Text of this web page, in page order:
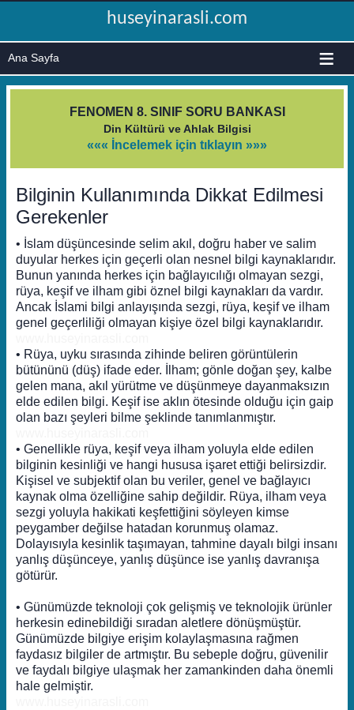
huseyinarasli.com
≡
FENOMEN 8. SINIF SORU BANKASI
Din Kültürü ve Ahlak Bilgisi
««« İncelemek için tıklayın »»»
Bilginin Kullanımında Dikkat Edilmesi
Gerekenler
• İslam düşüncesinde selim akıl, doğru haber ve salim
duyular herkes için geçerli olan nesnel bilgi kaynaklarıdır.
Bunun yanında herkes için bağlayıcılığı olmayan sezgi,
rüya, keşif ve ilham gibi öznel bilgi kaynakları da vardır.
Ancak İslami bilgi anlayışında sezgi, rüya, keşif ve ilham
genel geçerliliği olmayan kişiye özel bilgi kaynaklarıdır.
• Rüya, uyku sırasında zihinde beliren görüntülerin
bütününü (düş) ifade eder. İlham; gönle doğan şey, kalbe
gelen mana, akıl yürütme ve düşünmeye dayanmaksızın
elde edilen bilgi. Keşif ise aklın ötesinde olduğu için gaip
olan bazı şeyleri bilme şeklinde tanımlanmıştır.
• Genellikle rüya, keşif veya ilham yoluyla elde edilen
bilginin kesinliği ve hangi hususa işaret ettiği belirsizdir.
Kişisel ve subjektif olan bu veriler, genel ve bağlayıcı
kaynak olma özelliğine sahip değildir. Rüya, ilham veya
sezgi yoluyla hakikati keşfettiğini söyleyen kimse
peygamber değilse hatadan korunmuş olamaz.
Dolayısıyla kesinlik taşımayan, tahmine dayalı bilgi insanı
yanlış düşünceye, yanlış düşünce ise yanlış davranışa
götürür.
• Günümüzde teknoloji çok gelişmiş ve teknolojik ürünler
herkesin edinebildiği sıradan aletlere dönüşmüştür.
Günümüzde bilgiye erişim kolaylaşmasına rağmen
faydasız bilgiler de artmıştır. Bu sebeple doğru, güvenilir
ve faydalı bilgiye ulaşmak her zamankinden daha önemli
hale gelmiştir.